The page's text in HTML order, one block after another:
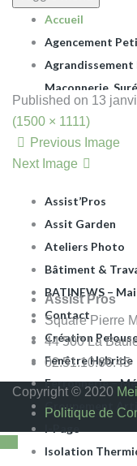
Accueil
Agencement
Agrandissement
Maçonnerie,
Apéro Dinatoire
ARTISANS DU
Assist Pros La
Assist’Pros
Assit Garden
Ateliers Photo
Bâtiment &
BATINEWS –
Contact
Création
Fenêtre Hybride
Ferronnerie –
Groupement
Isolation
Published on 13
(1500 × 1111)
Previous Image
Next Image
Assist Pros
Square Pierre
44 500 La
02.51.10.66.45
Copyright © 2020
Politique de